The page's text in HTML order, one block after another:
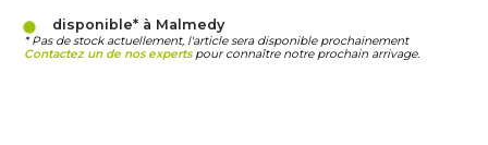
disponible* à Malmedy
* Pas de stock actuellement, l'article sera disponible prochainement
Contactez un de nos expertspour connaître notre prochain arrivage.